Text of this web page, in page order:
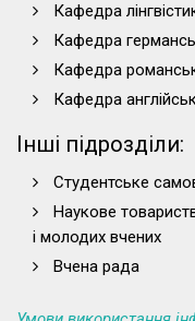
Кафедра
Кафедра
Кафедра
Кафедра
Інші підрозділи:
Студентське
Наукове
і молодих вчених
Вчена рада